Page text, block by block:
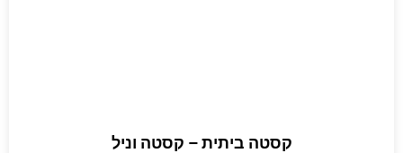
קסטה ביתית – קסטה וניל